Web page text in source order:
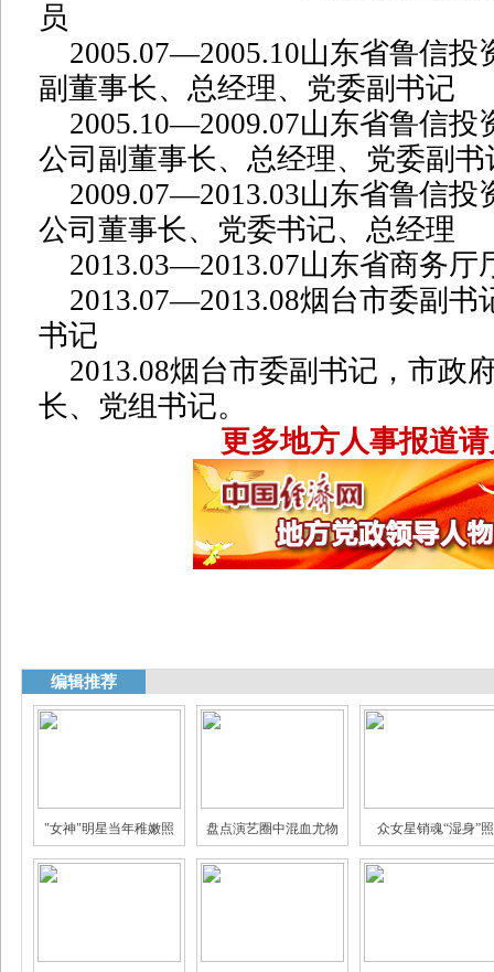
员
2005.07—2005.10山东省鲁信投
副董事长、总经理、党委副书记
2005.10—2009.07山东省鲁信投
公司副董事长、总经理、党委副书
2009.07—2013.03山东省鲁信投
公司董事长、党委书记、总经理
2013.03—2013.07山东省商务厅
2013.07—2013.08烟台市委副书
书记
2013.08烟台市委副书记，市政
长、党组书记。
更多地方人事报道
编辑推荐
"女神"明星当年稚嫩照 盘点演艺圈中混血尤物 众女星销魂“湿身”照